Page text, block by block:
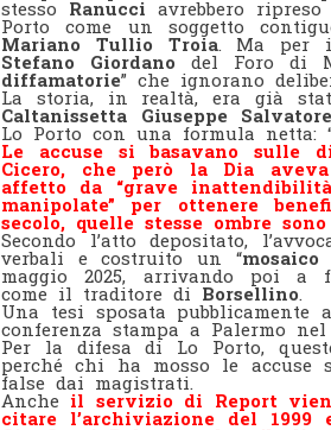
stesso Ranucci avrebbero
Porto come un soggetto
Mariano Tullio Troia. Ma per i
Stefano Giordano del Foro di
diffamatorie” che ignorano
La storia, in realtà, era già
Caltanissetta Giuseppe
Lo Porto con una formula netta:
Le accuse si basavano sulle
Cicero, che però la Dia
affetto da “grave
manipolate” per ottenere
secolo, quelle stesse ombre
Secondo l’atto depositato,
verbali e costruito un “
maggio 2025, arrivando poi
come il traditore di Borsellino
Una tesi sposata pubblicamente
conferenza stampa a Palermo nel
Per la difesa di Lo Porto,
perché chi ha mosso le accuse
false dai magistrati.
Ancheil servizio di Report
citare l’archiviazione del